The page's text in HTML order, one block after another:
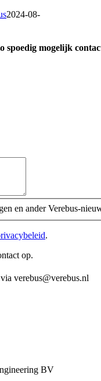
2024-08-
spoedig mogelijk
en ander Verebus-
.
op.
verebus@verebus.nl
BV